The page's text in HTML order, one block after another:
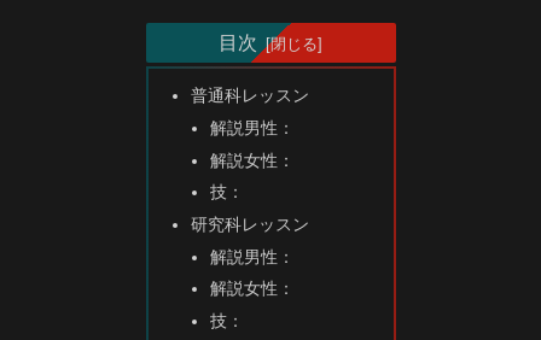
目次
普通科レッスン
解説男性：
解説女性：
技：
研究科レッスン
解説男性：
解説女性：
技：